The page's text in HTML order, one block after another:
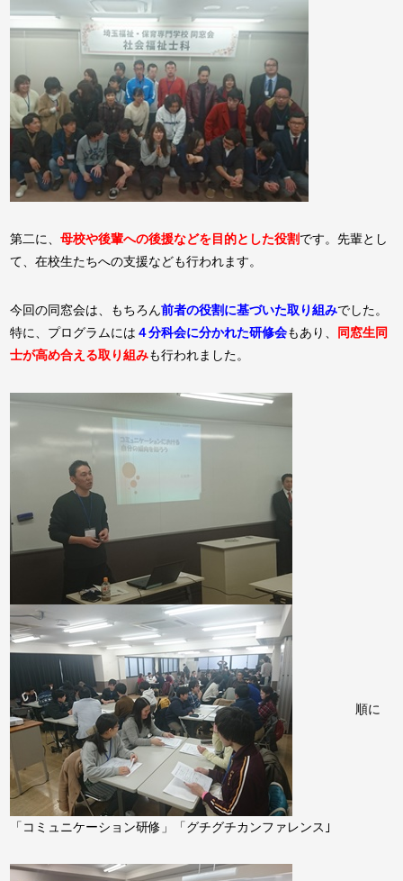
第二に、母校や後輩への後援などを目的とした役割です。先輩とし
て、在校生たちへの支援なども行われます。
今回の同窓会は、もちろん前者の役割に基づいた取り組みでした。
特に、プログラムには ４分科会に分かれた研修会もあり、
同窓生同
士が高め合える取り組みも行われました。
順に
「コミュニケーション研修」「グチグチカンファレンス｣